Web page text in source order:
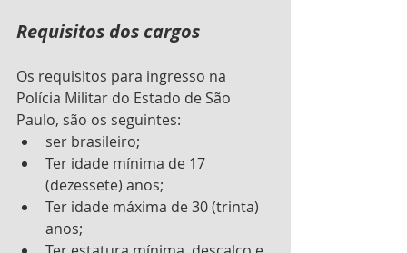
Requisitos dos cargos
Os requisitos para ingresso na
Polícia Militar do Estado de São
Paulo, são os seguintes:
ser brasileiro;
Ter idade mínima de 17
(dezessete) anos;
Ter idade máxima de 30 (trinta)
anos;